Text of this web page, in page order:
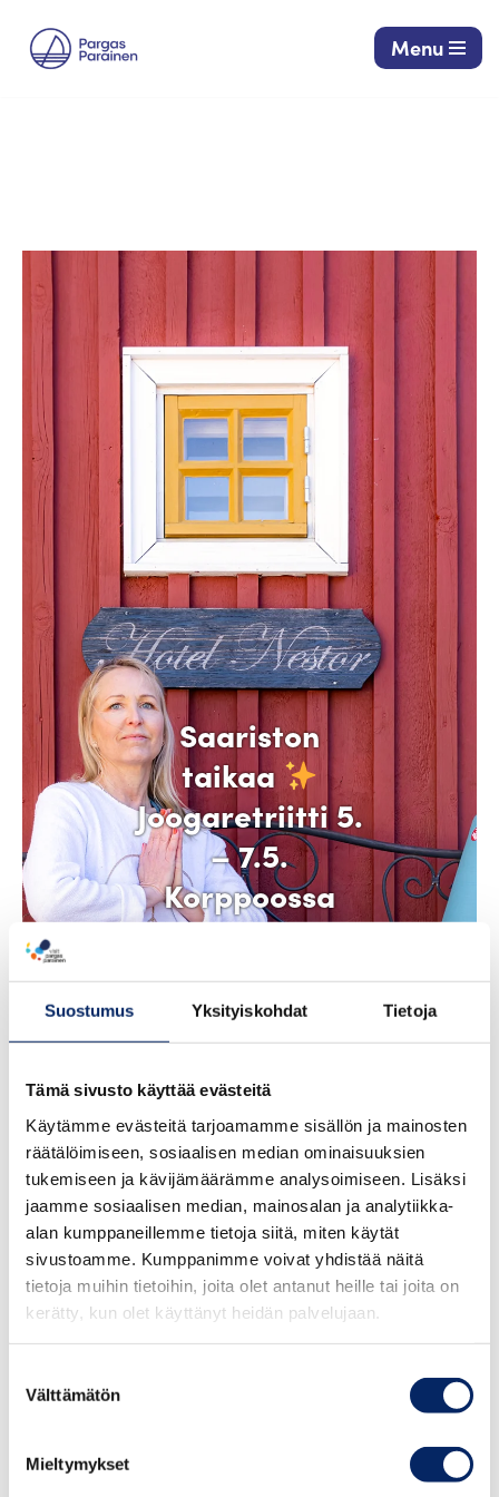
Suostumus Yksityiskohdat Tietoja
Tämä sivusto käyttää evästeitä
Käytämme evästeitä tarjoamamme sisällön ja mainosten
räätälöimiseen, sosiaalisen median ominaisuuksien
tukemiseen ja kävijämäärämme analysoimiseen. Lisäksi
jaamme sosiaalisen median, mainosalan ja analytiikka-
alan kumppaneillemme tietoja siitä, miten käytät
sivustoamme. Kumppanimme voivat yhdistää näitä
tietoja muihin tietoihin, joita olet antanut heille tai joita on
kerätty, kun olet käyttänyt heidän palvelujaan.
valinta
Välttämätön
Mieltymykset
Siirry
Menu
Saariston
taikaa
Joogaretriitti 5.
– 7.5.
Korppoossa
Joogaretriitti 5. – 7.5.